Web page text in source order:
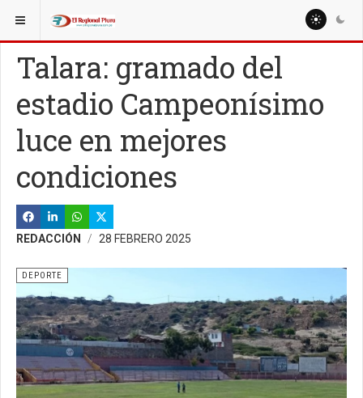
ESTÁ AQUÍ: MISCELANEAS
Talara: gramado del
estadio Campeonísimo
luce en mejores
condiciones
REDACCIÓN 28 FEBRERO 2025
DEPORTE